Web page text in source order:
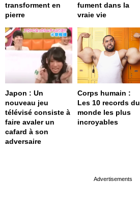
transforment en
pierre
fument dans la
vraie vie
Japon : Un
nouveau jeu
télévisé consiste à
faire avaler un
cafard à son
adversaire
Corps humain :
Les 10 records du
monde les plus
incroyables